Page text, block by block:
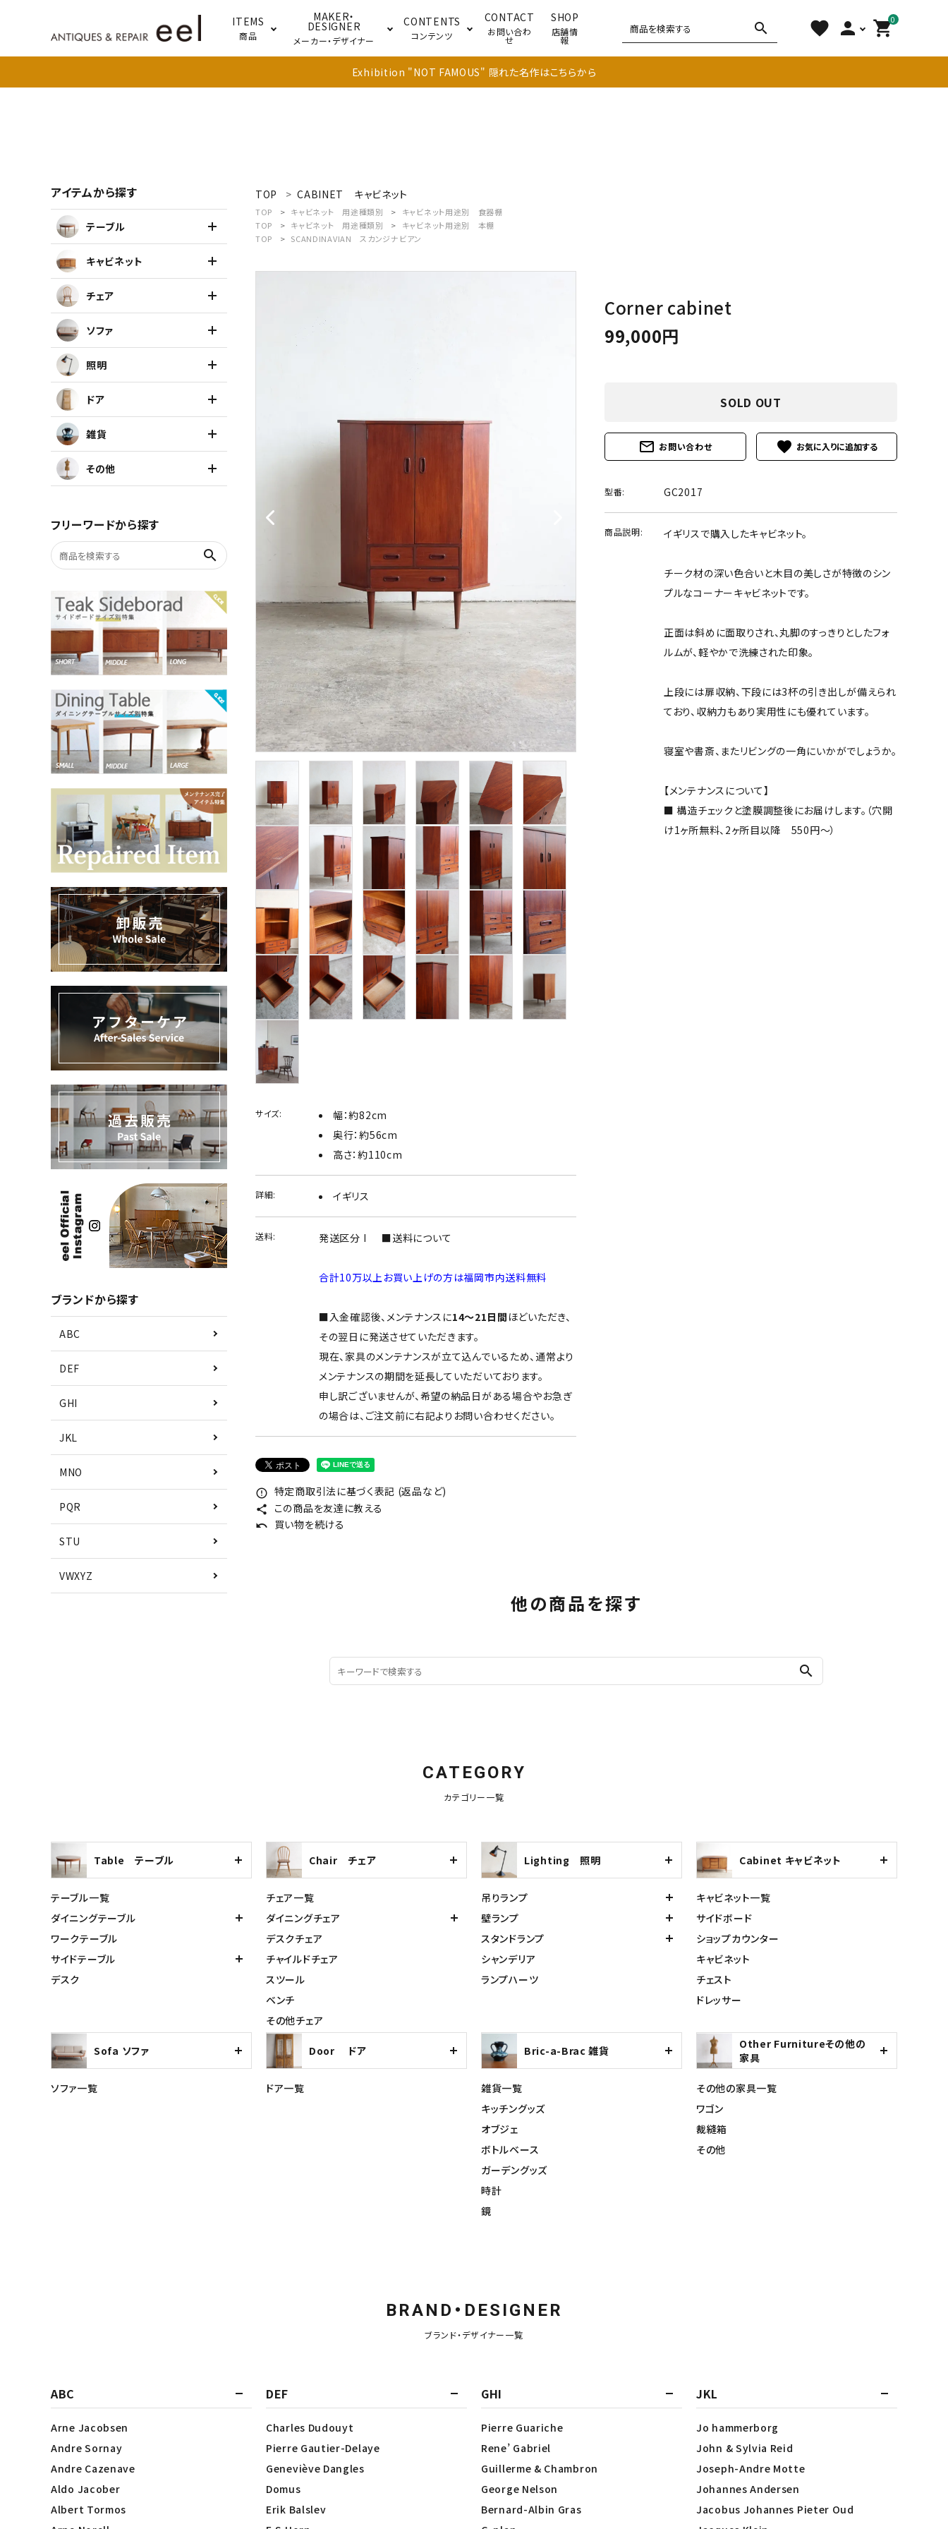
ITEMS
商品
MAKER・
DESIGNER
メーカー・デザイナー
CONTENTS
コンテンツ
CONTACT
お問い合わ
せ
SHOP
店舗情
報
search favorite person 0
shopping_cart
Exhibition "NOT FAMOUS" 隠れた名作はこちらから
アイテムを探す
テーブル
キャビネット
チェア
ソファ
照明
雑貨
お気に入りリスト
デザイナーまとめ
メンテナンスについて
ギャラリー・シーン
納品事例
エキシビジョン・展示会
ACCOUNT MENU
ようこそ ゲスト 様
ログイン person 新規会員登録
TOP CABINET キャビネット
TOP キャビネット 用途種類別
キャビネット用途別 食器棚
TOP
キャビネット 用途種類別
キャビネット用途別 本棚
TOP
SCANDINAVIAN スカンジナビアン
サイズ:
幅：約82cm
奥行：約56cm
高さ：約110cm
詳細: イギリス
送料: 発送区分 I ■送料について
合計10万以上お買い上げの方は福岡市内送料無料
■入金確認後、メンテナンスに14～21日間 ほどいただき、
その翌日に発送させていただきます。
現在、家具のメンテナンスが立て込んでいるため、通常より
メンテナンスの期間を延長していただいております。
申し訳ございませんが、希望の納品日がある場合やお急ぎ
の場合は、ご注文前に右記よりお問い合わせください。
error_outline 特定商取引法に基づく表記 (返品など)
share この商品を友達に教える
undo 買い物を続ける
Corner cabinet
99,000円
SOLD OUT
mail_outline お問い合わせ favorite
型番: GC2017
商品説明: イギリスで購入したキャビネット。
チーク材の深い色合いと木目の美しさが特徴のシン
プルなコーナーキャビネットです。
正面は斜めに面取りされ、丸脚のすっきりとしたフォ
ルムが、軽やかで洗練された印象。
上段には扉収納、下段には3杯の引き出しが備えられ
ており、収納力もあり実用性にも優れています。
寝室や書斎、またリビングの一角にいかがでしょうか。
【メンテナンスについて】
■ 構造チェックと塗膜調整後にお届けします。（穴開
け1ヶ所無料、2ヶ所目以降 550円～）
他の商品を探す
search
アイテムから探す
テーブル
キャビネット
チェア
ソファ
照明
ドア
雑貨
その他
フリーワードから探す
search
ブランドから探す
ABC
DEF
GHI
JKL
MNO
PQR
STU
VWXYZ
CATEGORY
カテゴリー一覧
Table テーブル
テーブル一覧
ダイニングテーブル
ワークテーブル
サイドテーブル
デスク
Chair チェア
チェア一覧
ダイニングチェア
デスクチェア
チャイルドチェア
スツール
ベンチ
その他チェア
Lighting 照明
吊りランプ
壁ランプ
スタンドランプ
シャンデリア
ランプハーツ
Cabinet キャビネット
キャビネット一覧
サイドボード
ショップカウンター
キャビネット
チェスト
ドレッサー
Sofa ソファ
ソファ一覧
Door ドア
ドア一覧
Bric-a-Brac 雑貨
雑貨一覧
キッチングッズ
オブジェ
ボトルベース
ガーデングッズ
時計
鏡
Other Furnitureその他の
家具
その他の家具一覧
ワゴン
裁縫箱
その他
BRAND・DESIGNER
ブランド・デザイナー一覧
ABC
Arne Jacobsen
Andre Sornay
Andre Cazenave
Aldo Jacober
Albert Tormos
DEF
Charles Dudouyt
Pierre Gautier-Delaye
Geneviève Dangles
Domus
Erik Balslev
GHI
Pierre Guariche
Rene’ Gabriel
Guillerme & Chambron
George Nelson
Bernard-Albin Gras
JKL
Jo hammerborg
John & Sylvia Reid
Joseph-Andre Motte
Johannes Andersen
Jacobus Johannes Pieter Oud